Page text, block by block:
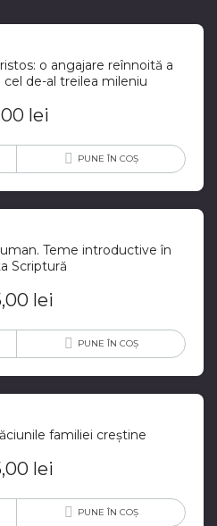
o angajare reînnoită a
de-al treilea mileniu
lei
PUNE ÎN COȘ
Teme introductive în
Scriptură
lei
PUNE ÎN COȘ
familiei creștine
lei
PUNE ÎN COȘ